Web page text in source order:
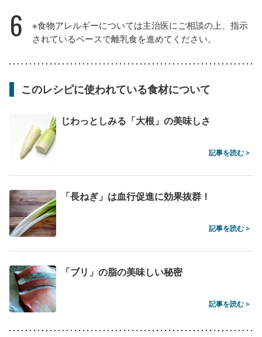
6
※食物アレルギーについては主治医にご相談の上、指示
されているペースで離乳食を進めてください。
このレシピに使われている食材について
じわっとしみる「大根」の美味しさ
記事を読む >
「長ねぎ」は血行促進に効果抜群！
記事を読む >
「ブリ」の脂の美味しい秘密
記事を読む >